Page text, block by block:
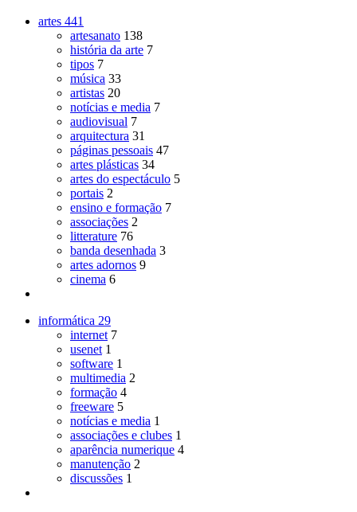
artes 441
artesanato 138
história da arte 7
tipos 7
música 33
artistas 20
notícias e media 7
audiovisual 7
arquitectura 31
páginas pessoais 47
artes plásticas 34
artes do espectáculo 5
portais 2
ensino e formação 7
associações 2
litterature 76
banda desenhada 3
artes adornos 9
cinema 6
informática 29
internet 7
usenet 1
software 1
multimedia 2
formação 4
freeware 5
notícias e media 1
associações e clubes 1
aparência numerique 4
manutenção 2
discussões 1